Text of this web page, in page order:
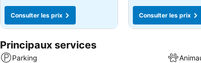
Consulter les prix Consulter les prix
Principaux services
Parking